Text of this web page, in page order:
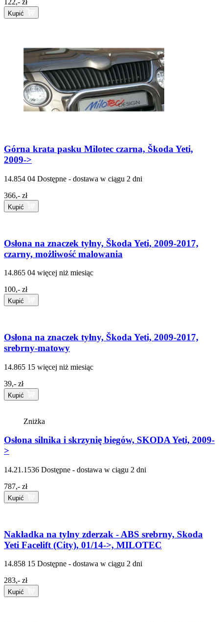
Kupić
Górna krata pasku Milotec czarna, Škoda Yeti,
2009->
14.854 04 Dostępne - dostawa w ciągu 2 dni
366,- zł
Kupić
Osłona na znaczek tyłny, Škoda Yeti, 2009-2017,
czarny, możliwość malowania
14.865 04 więcej niż miesiąc
100,- zł
Kupić
Osłona na znaczek tyłny, Škoda Yeti, 2009-2017,
srebrny-matowy
14.865 15 więcej niż miesiąc
39,- zł
Kupić
Zniżka
Osłona silnika i skrzynię biegów, SKODA Yeti, 2009-
>
14.21.1536 Dostępne - dostawa w ciągu 2 dni
787,- zł
Kupić
Nakładka na tylny zderzak - ABS srebrny, Skoda
Yeti Facelift (City), 01/14->, MILOTEC
14.858 15 Dostępne - dostawa w ciągu 2 dni
283,- zł
Kupić